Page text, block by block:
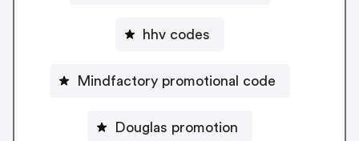
hhv codes
Mindfactory promotional code
Douglas promotion